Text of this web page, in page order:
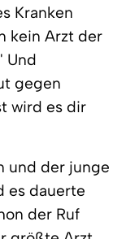
Kranken
kein Arzt der
Und
gegen
wird es dir
und der junge
es dauerte
der Ruf